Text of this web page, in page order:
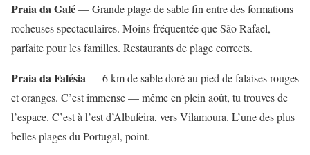
Praia da Galé— Grande plage de sable fin entre des formations
rocheuses spectaculaires. Moins fréquentée que São Rafael,
parfaite pour les familles. Restaurants de plage corrects.
Praia da Falésia— 6 km de sable doré au pied de falaises rouges
et oranges. C’est immense — même en plein août, tu trouves de
l’espace. C’est à l’est d’Albufeira, vers Vilamoura. L’une des plus
belles plages du Portugal, point.